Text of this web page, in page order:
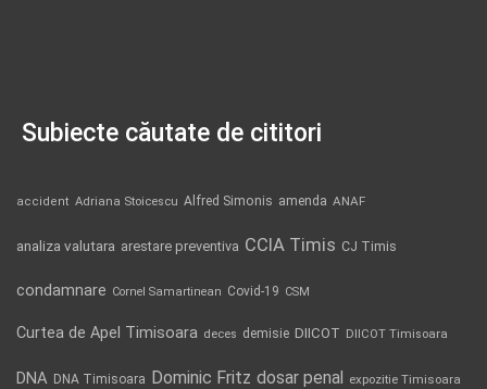
Subiecte căutate de cititori
accident Adriana Stoicescu Alfred Simonis amenda ANAF
analiza valutara arestare preventiva CCIA Timis CJ Timis
condamnare Cornel Samartinean Covid-19 CSM
Curtea de Apel Timisoara deces demisie DIICOT DIICOT Timisoara
DNA DNA Timisoara Dominic Fritz dosar penal expozitie Timisoara